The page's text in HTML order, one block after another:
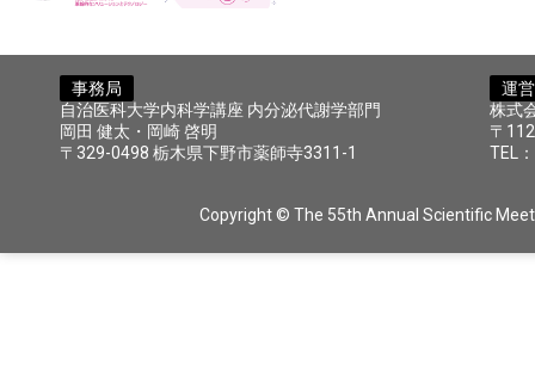
事務局
自治医科大学内科学講座 内分泌代謝学部門
岡田 健太・岡崎 啓明
〒329-0498 栃木県下野市薬師寺3311-1
運
株式
〒
TEL
Copyright © The 55th Annual Scientific